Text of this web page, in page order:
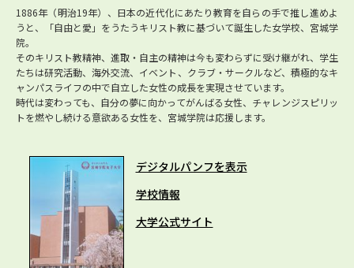
1886年（明治19年）、日本の近代化にあたり教育を自らの手で推し進めよ
うと、「自由と愛」をうたうキリスト教に基づいて誕生した女学校、宮城学
院。
そのキリスト教精神、進取・自主の精神は今も変わらずに受け継がれ、学生
たちは研究活動、海外交流、イベント、クラブ・サークルなど、積極的なキ
ャンパスライフの中で自立した女性の成長を実現させています。
時代は変わっても、自分の夢に向かってがんばる女性、チャレンジスピリッ
トを燃やし続ける意欲ある女性を、宮城学院は応援します。
デジタルパンフを表示
学校情報
大学公式サイト